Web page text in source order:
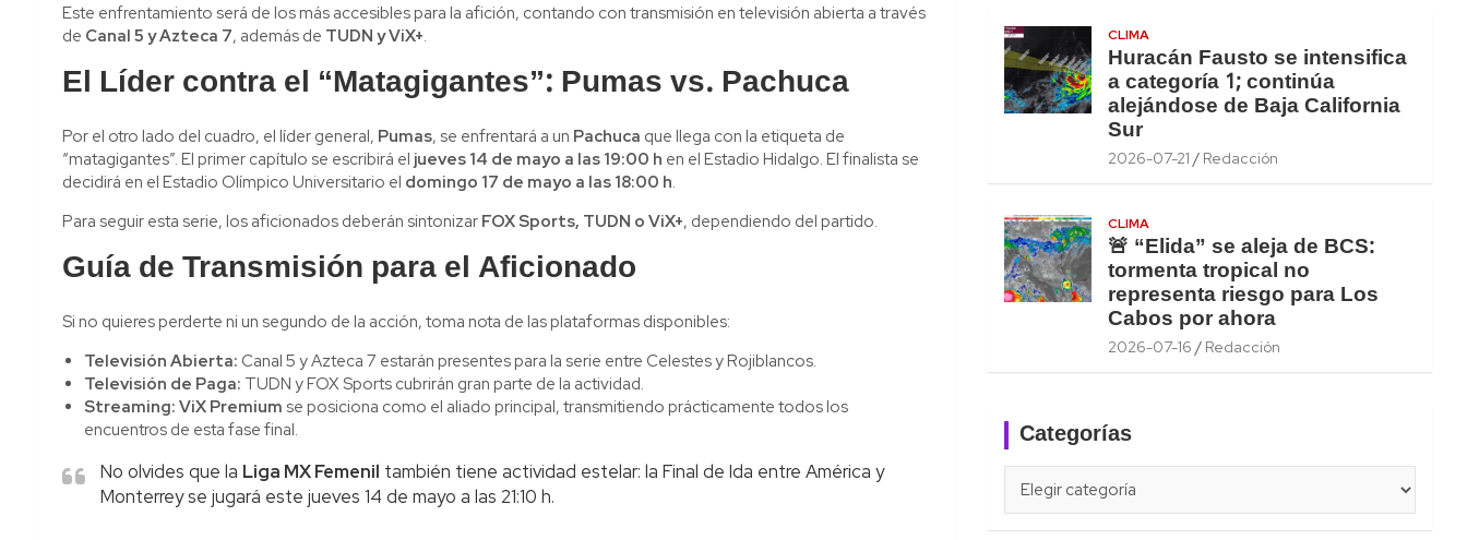
Este enfrentamiento será de los más accesibles para la afición, contando con transmisión en televisión abierta a través
de Canal 5 y Azteca 7, además de TUDN y ViX+.
El Líder contra el “Matagigantes”: Pumas vs. Pachuca
Por el otro lado del cuadro, el líder general, Pumas, se enfrentará a un Pachuca que llega con la etiqueta de
“matagigantes”. El primer capítulo se escribirá el jueves 14 de mayo a las 19:00 h en el Estadio Hidalgo. El finalista se
decidirá en el Estadio Olímpico Universitario el domingo 17 de mayo a las 18:00 h.
Para seguir esta serie, los aficionados deberán sintonizar FOX Sports, TUDN o ViX+, dependiendo del partido.
Guía de Transmisión para el Aficionado
Si no quieres perderte ni un segundo de la acción, toma nota de las plataformas disponibles:
Televisión Abierta: Canal 5 y Azteca 7 estarán presentes para la serie entre Celestes y Rojiblancos.
Televisión de Paga: TUDN y FOX Sports cubrirán gran parte de la actividad.
Streaming: ViX Premium se posiciona como el aliado principal, transmitiendo prácticamente todos los
encuentros de esta fase final.
No olvides que la Liga MX Femenil también tiene actividad estelar: la Final de Ida entre América y
Monterrey se jugará este jueves 14 de mayo a las 21:10 h.
CLIMA
Huracán Fausto se intensifica
a categoría 1; continúa
alejándose de Baja California
Sur
2026-07-21 Redacción
CLIMA
🚨 “Elida” se aleja de BCS:
tormenta tropical no
representa riesgo para Los
Cabos por ahora
2026-07-16 Redacción
Categorías